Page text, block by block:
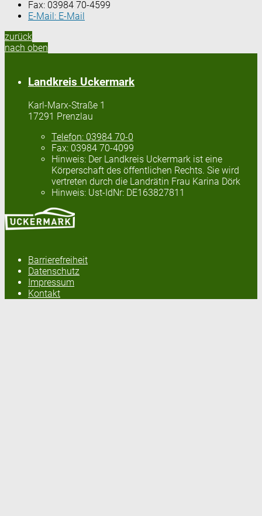
Fax: 03984 70-4599
E-Mail: E-Mail
zurück
nach oben
Landkreis Uckermark
Karl-Marx-Straße 1
17291 Prenzlau
Telefon: 03984 70-0
Fax: 03984 70-4099
Hinweis: Der Landkreis Uckermark ist eine
Körperschaft des öffentlichen Rechts. Sie wird
vertreten durch die Landrätin Frau Karina Dörk
Hinweis: Ust-IdNr: DE163827811
Barrierefreiheit
Datenschutz
Impressum
Kontakt